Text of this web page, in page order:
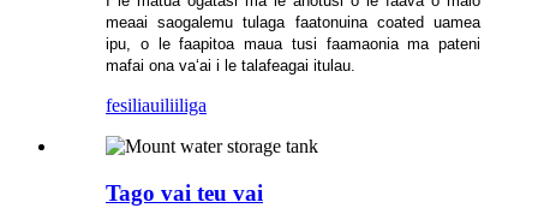
meaai saogalemu tulaga faatonuina coated uamea
ipu, o le faapitoa maua tusi faamaonia ma pateni
mafai ona vaʻai i le talafeagai itulau.
fesiliauiliiliga
Tago vai teu vai